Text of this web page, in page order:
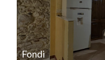
Fondi